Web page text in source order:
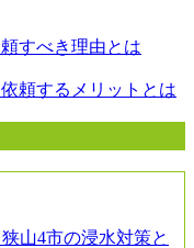
すべき理由とは
頼するメリットとは
山4市の浸水対策と